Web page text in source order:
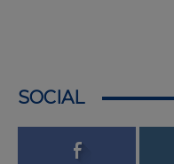
SOCIAL